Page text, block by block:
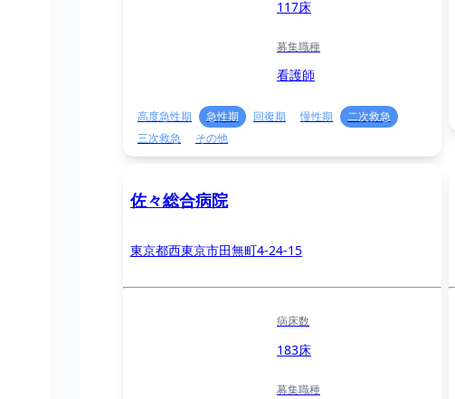
117床
募集職種
看護師
高度急性期 急性期 回復期 慢性期
二次救急
三次救急
その他
佐々総合病院
東京都西東京市田無町4-24-15
病床数
183床
募集職種